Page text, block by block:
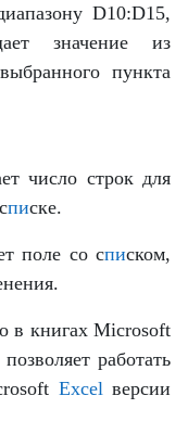
D10:D15,
значение из
пункта
число строк для
писке.
поле со списком,
в книгах Microsoft
работать
Excel версии